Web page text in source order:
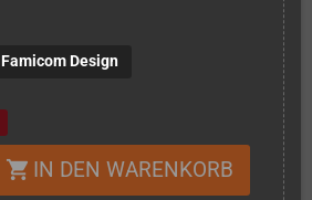
Famicom Design
shopping_cart IN DEN WARENKORB